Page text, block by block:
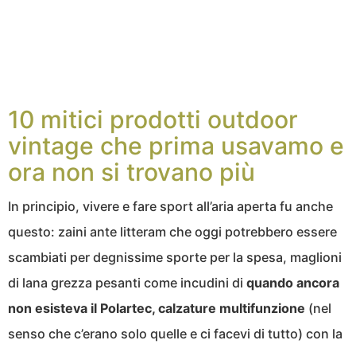
10 mitici prodotti outdoor
vintage che prima usavamo e
ora non si trovano più
In principio, vivere e fare sport all’aria aperta fu anche
questo: zaini ante litteram che oggi potrebbero essere
scambiati per degnissime sporte per la spesa, maglioni
di lana grezza pesanti come incudini di quando ancora
non esisteva il Polartec, calzature multifunzione (nel
senso che c’erano solo quelle e ci facevi di tutto) con la